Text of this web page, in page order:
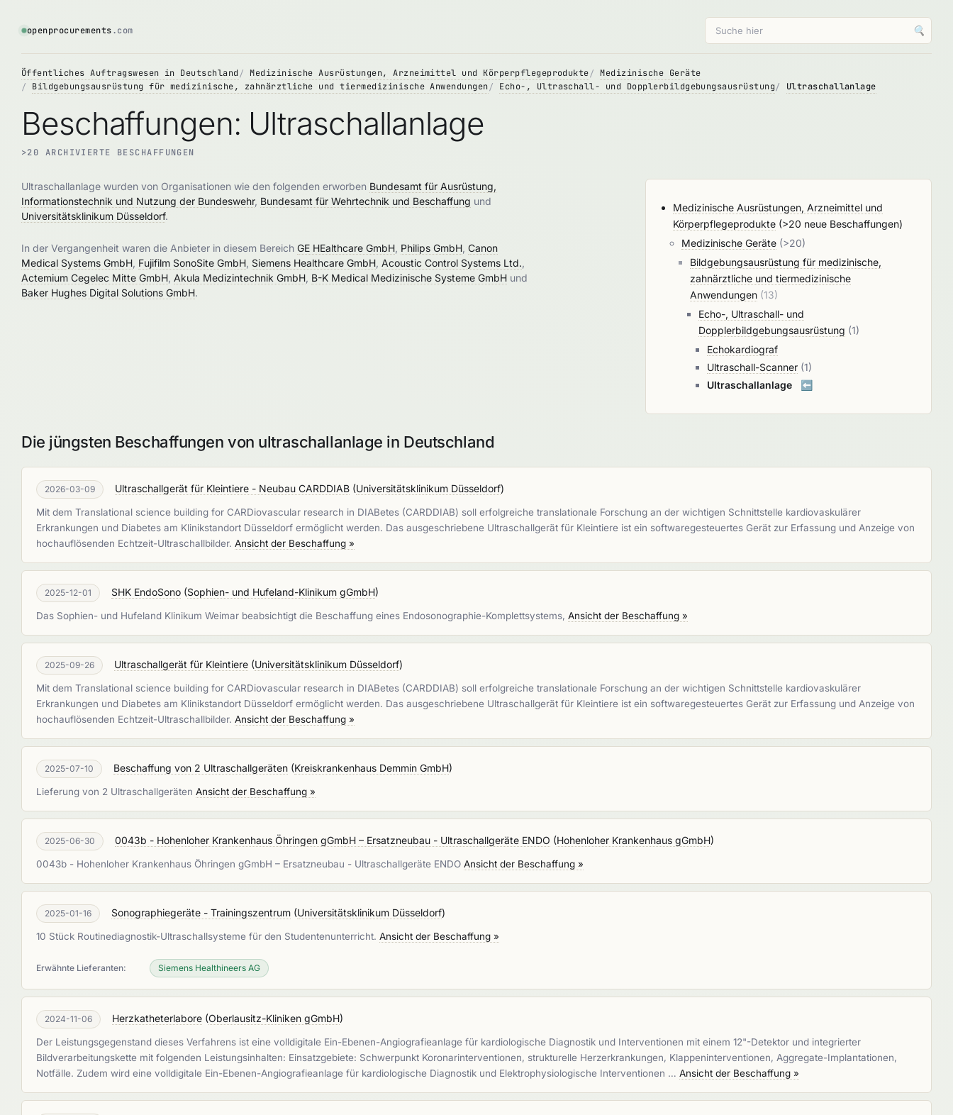
openprocurements.com 🔍
Öffentliches Auftragswesen in Deutschland Medizinische Ausrüstungen, Arzneimittel und Körperpflegeprodukte
Medizinische Geräte
Bildgebungsausrüstung für medizinische, zahnärztliche und tiermedizinische Anwendungen
Echo-, Ultraschall- und Dopplerbildgebungsausrüstung Ultraschallanlage
Beschaffungen: Ultraschallanlage
>20 ARCHIVIERTE BESCHAFFUNGEN
Ultraschallanlage wurden von Organisationen wie den folgenden erworben Bundesamt für Ausrüstung,
Informationstechnik und Nutzung der Bundeswehr, Bundesamt für Wehrtechnik und Beschaffung und
Universitätsklinikum Düsseldorf.
In der Vergangenheit waren die Anbieter in diesem Bereich GE HEalthcare GmbH Philips GmbH Canon
Medical Systems GmbH Fujifilm SonoSite GmbH Siemens Healthcare GmbH Acoustic Control Systems Ltd.
Actemium Cegelec Mitte GmbH Akula Medizintechnik GmbH B-K Medical Medizinische Systeme GmbH und
Baker Hughes Digital Solutions GmbH.
Medizinische Ausrüstungen, Arzneimittel und
Körperpflegeprodukte(>20 neue Beschaffungen)
Medizinische Geräte(>20)
Bildgebungsausrüstung für medizinische,
zahnärztliche und tiermedizinische
Anwendungen(13)
Echo-, Ultraschall- und
Dopplerbildgebungsausrüstung (1)
Echokardiograf
Ultraschall-Scanner(1)
Ultraschallanlage
⬅️
Die jüngsten Beschaffungen von ultraschallanlage in Deutschland
2026-03-09 Ultraschallgerät für Kleintiere - Neubau CARDDIAB (Universitätsklinikum Düsseldorf)
Mit dem Translational science building for CARDiovascular research in DIABetes (CARDDIAB) soll erfolgreiche translationale Forschung an der wichtigen Schnittstelle kardiovaskulärer
Erkrankungen und Diabetes am Klinikstandort Düsseldorf ermöglicht werden. Das ausgeschriebene Ultraschallgerät für Kleintiere ist ein softwaregesteuertes Gerät zur Erfassung und Anzeige von
hochauflösenden Echtzeit-Ultraschallbilder. Ansicht der Beschaffung »
2025-12-01 SHK EndoSono (Sophien- und Hufeland-Klinikum gGmbH)
Das Sophien- und Hufeland Klinikum Weimar beabsichtigt die Beschaffung eines Endosonographie-Komplettsystems, Ansicht der Beschaffung »
2025-09-26 Ultraschallgerät für Kleintiere (Universitätsklinikum Düsseldorf)
Mit dem Translational science building for CARDiovascular research in DIABetes (CARDDIAB) soll erfolgreiche translationale Forschung an der wichtigen Schnittstelle kardiovaskulärer
Erkrankungen und Diabetes am Klinikstandort Düsseldorf ermöglicht werden. Das ausgeschriebene Ultraschallgerät für Kleintiere ist ein softwaregesteuertes Gerät zur Erfassung und Anzeige von
hochauflösenden Echtzeit-Ultraschallbilder. Ansicht der Beschaffung »
2025-07-10 Beschaffung von 2 Ultraschallgeräten (Kreiskrankenhaus Demmin GmbH)
Lieferung von 2 Ultraschallgeräten Ansicht der Beschaffung »
2025-06-30 0043b - Hohenloher Krankenhaus Öhringen gGmbH – Ersatzneubau - Ultraschallgeräte ENDO (Hohenloher Krankenhaus gGmbH)
0043b - Hohenloher Krankenhaus Öhringen gGmbH – Ersatzneubau - Ultraschallgeräte ENDO Ansicht der Beschaffung »
2025-01-16 Sonographiegeräte - Trainingszentrum (Universitätsklinikum Düsseldorf)
10 Stück Routinediagnostik-Ultraschallsysteme für den Studentenunterricht. Ansicht der Beschaffung »
Erwähnte Lieferanten: Siemens Healthineers AG
2024-11-06 Herzkatheterlabore (Oberlausitz-Kliniken gGmbH)
Der Leistungsgegenstand dieses Verfahrens ist eine volldigitale Ein-Ebenen-Angiografieanlage für kardiologische Diagnostik und Interventionen mit einem 12"-Detektor und integrierter
Bildverarbeitungskette mit folgenden Leistungsinhalten: Einsatzgebiete: Schwerpunkt Koronarinterventionen, strukturelle Herzerkrankungen, Klappeninterventionen, Aggregate-Implantationen,
Notfälle. Zudem wird eine volldigitale Ein-Ebenen-Angiografieanlage für kardiologische Diagnostik und Elektrophysiologische Interventionen … Ansicht der Beschaffung »